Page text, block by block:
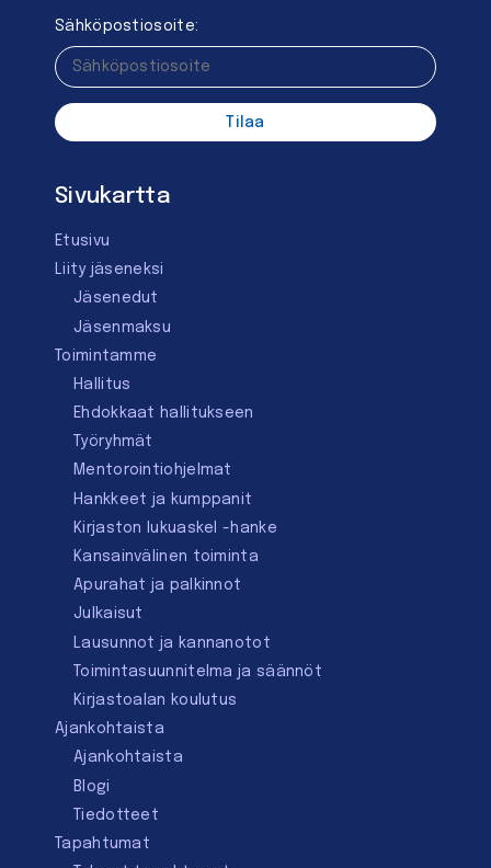
Sähköpostiosoite:
Sivukartta
Etusivu
Liity jäseneksi
Jäsenedut
Jäsenmaksu
Toimintamme
Hallitus
Ehdokkaat hallitukseen
Työryhmät
Mentorointi­ohjelmat
Hankkeet ja kumppanit
Kirjaston lukuaskel -hanke
Kansainvälinen toiminta
Apurahat ja palkinnot
Julkaisut
Lausunnot ja kannanotot
Toimintasuunnitelma ja säännöt
Kirjastoalan koulutus
Ajankohtaista
Ajankohtaista
Blogi
Tiedotteet
Tapahtumat